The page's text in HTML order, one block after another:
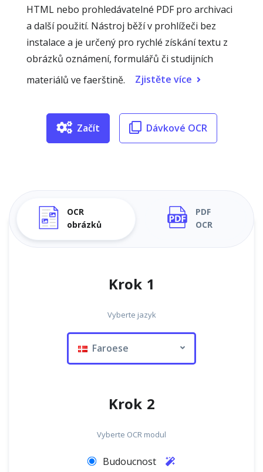
HTML nebo prohledávatelné PDF pro archivaci
a další použití. Nástroj běží v prohlížeči bez
instalace a je určený pro rychlé získání textu z
obrázků oznámení, formulářů či studijních
materiálů ve faerštině.
Zjistěte více
Začít Dávkové OCR
OCR
obrázků
PDF
OCR
Krok 1
Vyberte jazyk
Faroese
Krok 2
Vyberte OCR modul
Budoucnost